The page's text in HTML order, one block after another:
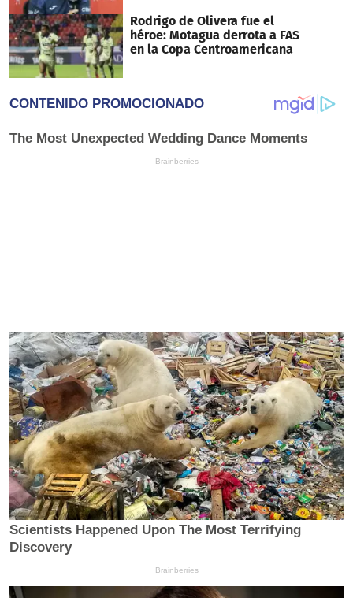
Rodrigo de Olivera fue el
héroe: Motagua derrota a FAS
en la Copa Centroamericana